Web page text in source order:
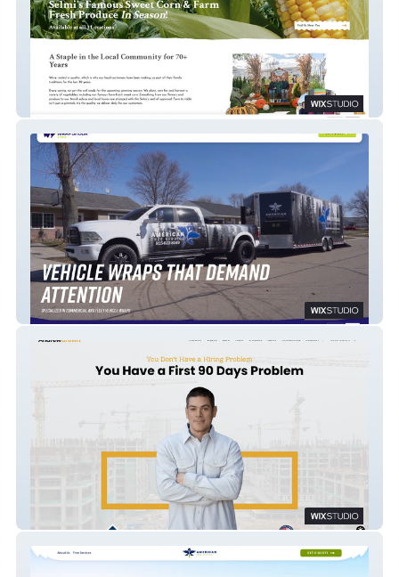
Selmi's
Wrap Shock Studio
Andrew Brown